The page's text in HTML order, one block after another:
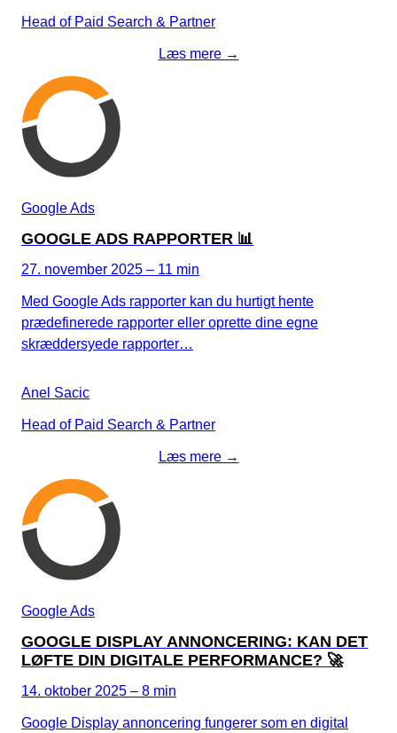
Head of Paid Search & Partner
Læs mere →
Google Ads
GOOGLE ADS RAPPORTER 📊
27. november 2025 – 11 min
Med Google Ads rapporter kan du hurtigt hente
prædefinerede rapporter eller oprette dine egne
skræddersyede rapporter…
Anel Sacic
Head of Paid Search & Partner
Læs mere →
Google Ads
GOOGLE DISPLAY ANNONCERING: KAN DET
LØFTE DIN DIGITALE PERFORMANCE? 🚀
14. oktober 2025 – 8 min
Google Display annoncering fungerer som en digital